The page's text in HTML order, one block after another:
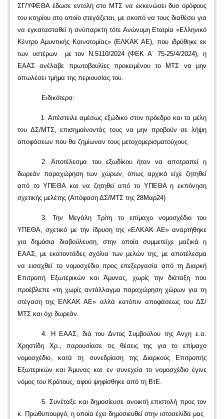
ΣΓ/ΥΦΕΘΑ έδωσε εντολή στο ΜΤΣ να εκκενώσει δυο ορόφους
του κτηρίου στο οποίο στεγάζεται, με σκοπό να τους διαθέσει για
να εγκατασταθεί η ανύπαρκτη τότε Ανώνυμη Εταιρία «Ελληνικό
Κέντρο Αμυντικής Καινοτομίας» (ΕΛΚΑΚ ΑΕ), που ιδρύθηκε εκ
των υστέρων με τον Ν.5110/2024 (ΦΕΚ Α΄ 75-25/4/2024), η
ΕΑΑΣ ανέλαβε πρωτοβουλίες προκειμένου το ΜΤΣ να μην
απωλέσει τμήμα της περιουσίας του.
Ειδικότερα:
1. Απέστειλε αμέσως εξώδικο στον πρόεδρο και τα μέλη
του ΔΣ/ΜΤΣ, επισημαίνοντάς τους να μην προβούν σε λήψη
αποφάσεων που θα ζημίωναν τους μετοχομερισματούχους
2. Αποτέλεσμα του εξωδίκου ήταν να αποτραπεί η
δωρεάν παραχώρηση των χώρων, όπως αρχικά είχε ζητηθεί
από το ΥΠΕΘΑ και να ζητηθεί από το ΥΠΕΘΑ η εκπόνηση
σχετικής μελέτης (Απόφαση ΔΣ/ΜΤΣ της 28Μαρ24)
3. Την Μεγάλη Τρίτη το επίμαχο νομοσχέδιο του
ΥΠΕΘΑ, σχετικό με την ίδρυση της «ΕΛΚΑΚ ΑΕ» αναρτήθηκε
για δημόσια διαβούλευση, στην οποία συμμετείχε μαζικά η
ΕΑΑΣ, με εκατοντάδες σχόλια των μελών της, με αποτέλεσμα
να εισαχθεί το νομοσχέδιο προς επεξεργασία από τη Διαρκή
Επιτροπή Εξωτερικών και Άμυνας, χωρίς την διάταξη που
προέβλεπε «τη χωρίς αντάλλαγμα παραχώρηση χώρων για τη
στέγαση της ΕΛΚΑΚ ΑΕ» αλλά κατόπιν αποφάσεως του ΔΣ/
ΜΤΣ και όχι δωρεάν.
4. Η ΕΑΑΣ, διά του Δντος Συμβούλου της Ανχη ε.α.
Χρηστίδη Χρ., παρουσίασε τις θέσεις της για το επίμαχο
νομοσχέδιο, κατά τη συνεδρίαση της Διαρκούς Επιτροπής
Εξωτερικών και Άμυνας και εν συνεχεία το νομοσχέδιο έγινε
νόμος του Κράτους, αφού ψηφίσθηκε από τη ΒτΕ.
5. Συνέταξε και δημοσίευσε ανοικτή επιστολή προς τον
κ. Πρωθυπουργό, η οποία έχει δημοσιευθεί στην ιστοσελίδα μας